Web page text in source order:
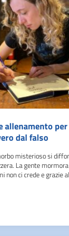
allenamento
dal falso
misterioso si
La gente
non ci crede e grazie